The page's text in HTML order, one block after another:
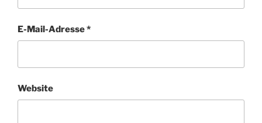
E-Mail-Adresse*
Website